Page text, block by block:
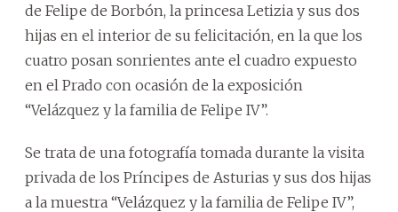
de Felipe de Borbón, la princesa Letizia y sus dos
hijas en el interior de su felicitación, en la que los
cuatro posan sonrientes ante el cuadro expuesto
en el Prado con ocasión de la exposición
“Velázquez y la familia de Felipe IV”.
Se trata de una fotografía tomada durante la visita
privada de los Príncipes de Asturias y sus dos hijas
a la muestra “Velázquez y la familia de Felipe IV”,